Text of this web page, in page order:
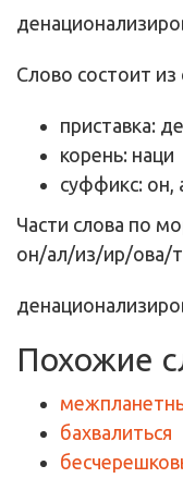
денационализир
Слово состоит
приставка: де
корень: наци
суффикс: он,
Части слова по
он/ал/из/ир/ова/
денационализир
Похожие
бахвалиться